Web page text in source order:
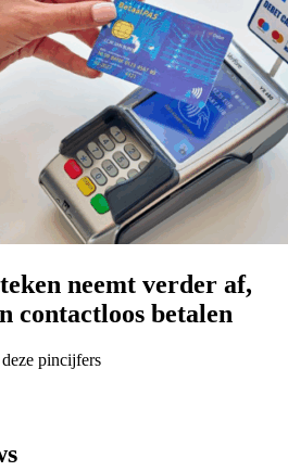
neemt verder af,
contactloos betalen
pincijfers